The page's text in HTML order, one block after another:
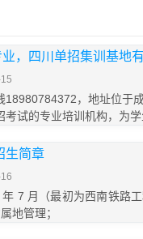
，四川单招集训基地
，地址位于
考试的专业培训机构，为
生简章
7 月（最初为西南铁路
地管理；